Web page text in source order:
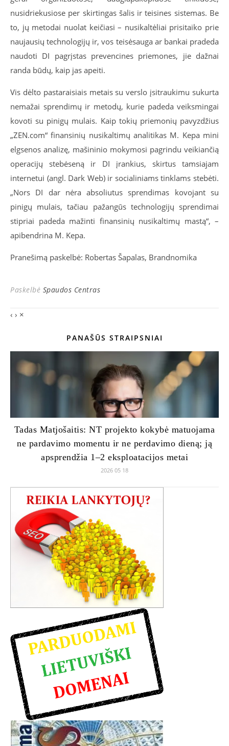
nusidriekusiose per skirtingas šalis ir teisines sistemas. Be
to, jų metodai nuolat keičiasi – nusikaltėliai prisitaiko prie
naujausių technologijų ir, vos teisėsauga ar bankai pradeda
naudoti DI pagrįstas prevencines priemones, jie dažnai
randa būdų, kaip jas apeiti.
Vis dėlto pastaraisiais metais su verslo įsitraukimu sukurta
nemažai sprendimų ir metodų, kurie padeda veiksmingai
kovoti su pinigų mulais. Kaip tokių priemonių pavyzdžius
„ZEN.com“ finansinių nusikaltimų analitikas M. Kepa mini
elgsenos analizę, mašininio mokymosi pagrindu veikiančią
operacijų stebėseną ir DI įrankius, skirtus tamsiajam
internetui (angl. Dark Web) ir socialiniams tinklams stebėti.
„Nors DI dar nėra absoliutus sprendimas kovojant su
pinigų mulais, tačiau pažangūs technologijų sprendimai
stipriai padeda mažinti finansinių nusikaltimų mastą“, –
apibendrina M. Kepa.
Pranešimą paskelbė: Robertas Šapalas, Brandnomika
Paskelbė Spaudos Centras
‹ › ×
PANAŠŪS STRAIPSNIAI
Tadas Matjošaitis: NT projekto kokybė matuojama
ne pardavimo momentu ir ne perdavimo dieną; ją
apsprendžia 1–2 eksploatacijos metai
2026 05 18